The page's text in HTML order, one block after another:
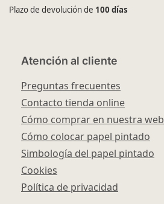
Plazo de devolución de 100 días
Atención al cliente
Preguntas frecuentes
Contacto tienda online
Cómo comprar en nuestra web
Cómo colocar papel pintado
Simbología del papel pintado
Cookies
Política de privacidad